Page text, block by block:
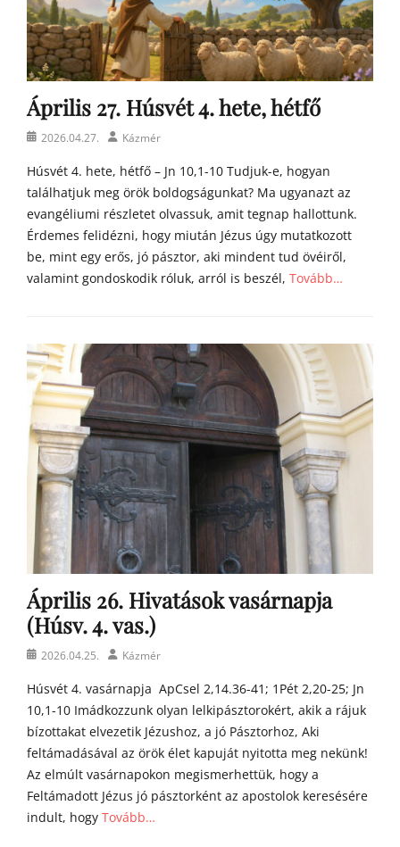
y
a
h
o
m
i
i
Április 27. Húsvét 4. hete, hétfő
Posted2026.04.27. AuthorKázmér
Húsvét 4. hete, hétfő – Jn 10,1-10 Tudjuk-e, hogyan
találhatjuk meg örök boldogságunkat? Ma ugyanazt az
evangéliumi részletet olvassuk, amit tegnap hallottunk.
Érdemes felidézni, hogy miután Jézus úgy mutatkozott
be, mint egy erős, jó pásztor, aki mindent tud övéiről,
valamint gondoskodik róluk, arról is beszél, Tovább…
g
o
o
n
m
l
i
á
Április 26. Hivatások vasárnapja
(Húsv. 4. vas.)
Posted2026.04.25. AuthorKázmér
Húsvét 4. vasárnapja ApCsel 2,14.36-41; 1Pét 2,20-25; Jn
10,1-10 Imádkozzunk olyan lelkipásztorokért, akik a rájuk
bízottakat elvezetik Jézushoz, a jó Pásztorhoz, Aki
feltámadásával az örök élet kapuját nyitotta meg nekünk!
Az elmúlt vasárnapokon megismerhettük, hogy a
Feltámadott Jézus jó pásztorként az apostolok keresésére
indult, hogy Tovább…